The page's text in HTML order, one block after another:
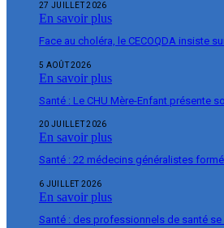
27 JUILLET 2026
En savoir plus
Face au choléra, le CECOQDA insiste
5 AOÛT 2026
En savoir plus
Santé : Le CHU Mère-Enfant présente
20 JUILLET 2026
En savoir plus
Santé : 22 médecins généralistes
6 JUILLET 2026
En savoir plus
Santé : des professionnels de santé